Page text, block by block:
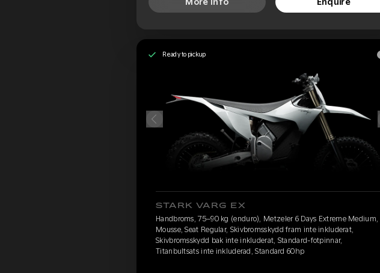
More Info Enquire
Ready to pickup
STARK VARG EX
Handbroms, 75–90 kg (enduro), Metzeler 6 Days Extreme Medium,
Mousse, Seat Regular, Skivbromsskydd fram inte inkluderat,
Skivbromsskydd bak inte inkluderat, Standard-fotpinnar,
Titanbultsats inte inkluderad, Standard 60hp